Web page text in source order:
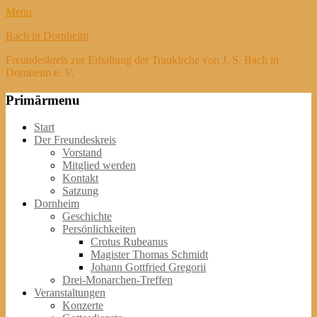
Menu
Bach in Dornheim
Freundeskreis zur Erhaltung der Traukirche von J. S. Bach in
Dornheim e. V.
Primärmenu
Weiter
zum
Start
Der Freundeskreis
Vorstand
Mitglied werden
Kontakt
Satzung
Dornheim
Geschichte
Persönlichkeiten
Crotus Rubeanus
Magister Thomas Schmidt
Johann Gottfried Gregorii
Drei-Monarchen-Treffen
Veranstaltungen
Konzerte